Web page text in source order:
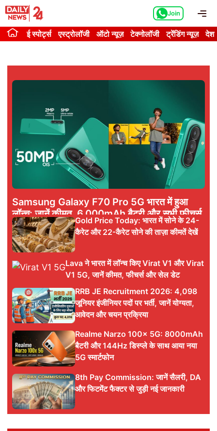
Skip
content
Join
ई स्पोर्ट्स एस्ट्रोलॉजी ऑटो न्यूज़ टेक्नोलॉजी ट्रेंडिंग न्यूज़ देश
Samsung Galaxy F70 Pro 5G भारत में हुआ
लॉन्च: जानें कीमत, 6,000mAh बैटरी और सभी फीचर्स
Gold Price Today: भारत में सोने के 24-
कैरेट और 22-कैरेट सोने की ताज़ा कीमतें देखें
Lava ने भारत में लॉन्च किए Virat V1 और Virat
V1 5G, जानें कीमत, फीचर्स और सेल डेट
RRB JE Recruitment 2026: 4,098
जूनियर इंजीनियर पदों पर भर्ती, जानें योग्यता,
आवेदन और चयन प्रक्रिया
Realme Narzo 100x 5G: 8000mAh
बैटरी और 144Hz डिस्प्ले के साथ आया नया
5G स्मार्टफोन
8th Pay Commission: जानें सैलरी, DA
और फिटमेंट फैक्टर से जुड़ी नई जानकारी